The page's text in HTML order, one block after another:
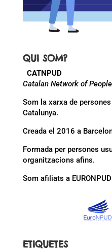
QUI SOM?
CATNPUD
Catalan Network of
Som la xarxa de
Catalunya.
Creada el 2016 a
Formada per persones
organitzacions afins.
Som afiliats a
ETIQUETES